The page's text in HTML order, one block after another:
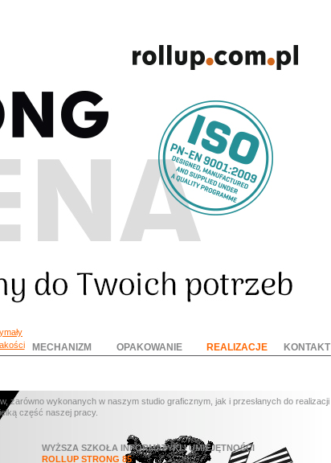
MECHANIZM OPAKOWANIE REALIZACJE KONTAKT
zarówno wykonanych w naszym studio graficznym, jak i przesłanych do realizacji
część naszej pracy.
WYŻSZA SZKOŁA INFORMATYKI I UMIEJĘTNOŚCI
ROLLUP STRONG 85